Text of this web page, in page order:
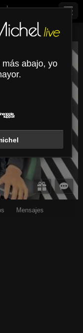
Mensajes
abajo, yo